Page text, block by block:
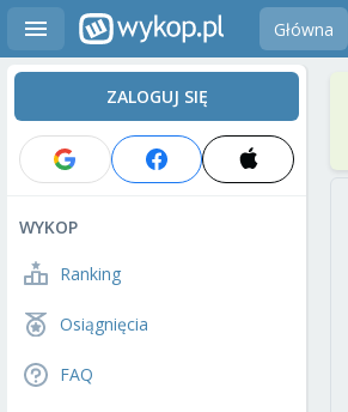
Główna
ZALOGUJ SIĘ
WYKOP
Ranking
Osiągnięcia
FAQ